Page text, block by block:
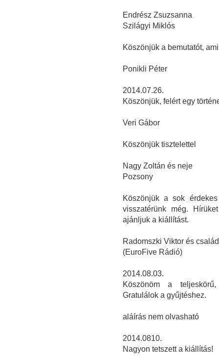
Endrész Zsuzsanna
Szilágyi Miklós
Köszönjük a bemutatót,
Ponikli Péter
2014.07.26.
Köszönjük, felért egy
Veri Gábor
Köszönjük tisztelettel
Nagy Zoltán és neje
Pozsony
Köszönjük a sok
visszatérünk még.
ajánljuk a kiállítást.
Radomszki Viktor és
(EuroFive Rádió)
2014.08.03.
Köszönöm a
Gratulálok a gyűjtéshez.
aláírás nem olvasható
2014.0810.
Nagyon tetszett a kiállítás!